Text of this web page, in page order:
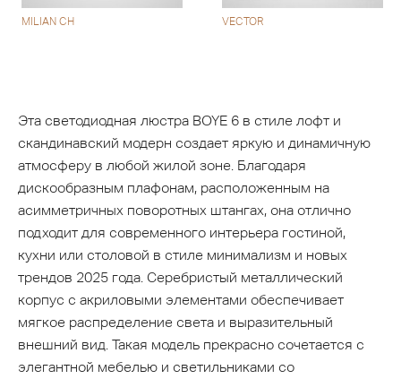
MILIAN CH VECTOR
Эта светодиодная люстра BOYE 6 в стиле лофт и
скандинавский модерн создает яркую и динамичную
атмосферу в любой жилой зоне. Благодаря
дискообразным плафонам, расположенным на
асимметричных поворотных штангах, она отлично
подходит для современного интерьера гостиной,
кухни или столовой в стиле минимализм и новых
трендов 2025 года. Серебристый металлический
корпус с акриловыми элементами обеспечивает
мягкое распределение света и выразительный
внешний вид. Такая модель прекрасно сочетается с
элегантной мебелью и светильниками со